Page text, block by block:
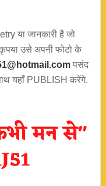
या जानकारी है जो
उसे अपनी फोटो के
पसंद
यहाँ PUBLISH करेंगे.